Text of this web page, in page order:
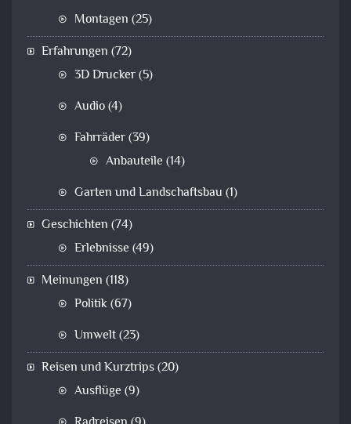
Montagen (25)
Erfahrungen (72)
3D Drucker(5)
Audio(4)
Fahrräder(39)
Anbauteile (14)
Garten und Landschaftsbau (1)
Geschichten (74)
Erlebnisse (49)
Meinungen (118)
Politik(67)
Umwelt(23)
Reisen und Kurztrips(20)
Ausflüge (9)